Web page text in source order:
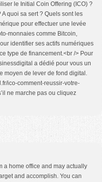
le Initial Coin Offering (ICO) ?
quoi sa sert ? Quels sont les
pour effectuer une levée
monnaies comme Bitcoin,
identifier ses actifs numériques
type de financement.<br /> Pour
a dédié pour vous un
moyen de lever de fond digital.
ico-comment-reussir-votre-
ne marche pas ou cliquez
a home office and may actually
and accomplish. You can